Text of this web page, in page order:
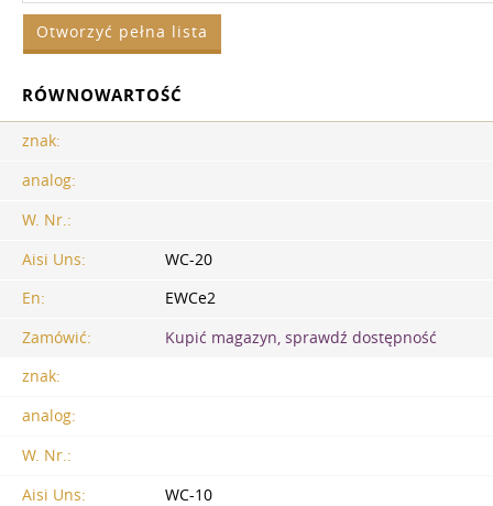
Otworzyć pełna lista
RÓWNOWARTOŚĆ
znak:
analog:
W. Nr.:
Aisi Uns:
WC-20
En:
EWCe2
Zamówić:
Kupić magazyn, sprawdź dostępność
znak:
analog:
W. Nr.:
Aisi Uns:
WC-10